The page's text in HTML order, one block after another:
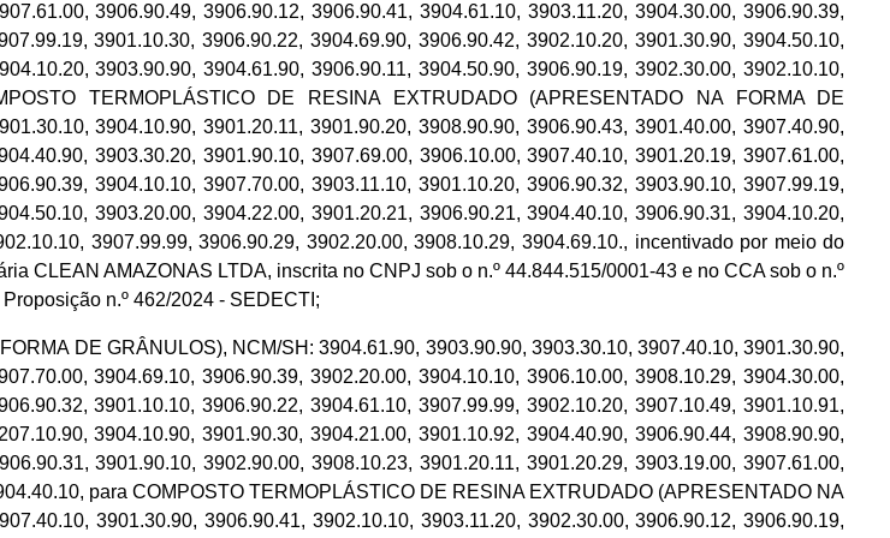
3906.90.49, 3906.90.12, 3906.90.41, 3904.61.10, 3903.11.20, 3904.30.00, 3906.90.39,
3901.10.30, 3906.90.22, 3904.69.90, 3906.90.42, 3902.10.20, 3901.30.90, 3904.50.10,
3903.90.90, 3904.61.90, 3906.90.11, 3904.50.90, 3906.90.19, 3902.30.00, 3902.10.10,
TERMOPLÁSTICO DE RESINA EXTRUDADO (APRESENTADO NA FORMA DE
3904.10.90, 3901.20.11, 3901.90.20, 3908.90.90, 3906.90.43, 3901.40.00, 3907.40.90,
3903.30.20, 3901.90.10, 3907.69.00, 3906.10.00, 3907.40.10, 3901.20.19, 3907.61.00,
3904.10.10, 3907.70.00, 3903.11.10, 3901.10.20, 3906.90.32, 3903.90.10, 3907.99.19,
3903.20.00, 3904.22.00, 3901.20.21, 3906.90.21, 3904.40.10, 3906.90.31, 3904.10.20,
3907.99.99, 3906.90.29, 3902.20.00, 3908.10.29, 3904.69.10., incentivado por meio do
CLEAN AMAZONAS LTDA, inscrita no CNPJ sob o n.º 44.844.515/0001-43 e no CCA sob o n.º
n.º 462/2024 - SEDECTI;
DE GRÂNULOS), NCM/SH: 3904.61.90, 3903.90.90, 3903.30.10, 3907.40.10, 3901.30.90,
3904.69.10, 3906.90.39, 3902.20.00, 3904.10.10, 3906.10.00, 3908.10.29, 3904.30.00,
3901.10.10, 3906.90.22, 3904.61.10, 3907.99.99, 3902.10.20, 3907.10.49, 3901.10.91,
3904.10.90, 3901.90.30, 3904.21.00, 3901.10.92, 3904.40.90, 3906.90.44, 3908.90.90,
3901.90.10, 3902.90.00, 3908.10.23, 3901.20.11, 3901.20.29, 3903.19.00, 3907.61.00,
para COMPOSTO TERMOPLÁSTICO DE RESINA EXTRUDADO (APRESENTADO NA
3901.30.90, 3906.90.41, 3902.10.10, 3903.11.20, 3902.30.00, 3906.90.12, 3906.90.19,